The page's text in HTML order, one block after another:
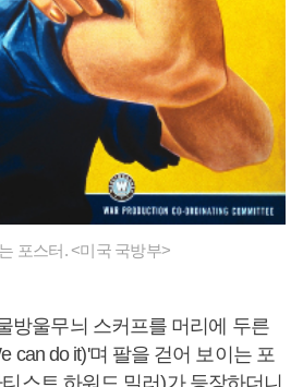
포스터. <미국 국방부>
방울무늬 스커프를 머리에 두른
can do it)'며 팔을 걷어 보이는 포